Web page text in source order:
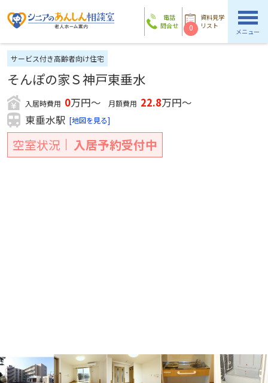
電話
問合せ
資料見学
リスト
0 メニュー
サービス付き高齢者向け住宅
そんぽの家Ｓ神戸東垂水
入居時費用 0万円～ 月額費用 22.8万円～
東垂水駅 [地図を見る]
空室状況 入居予約受付中